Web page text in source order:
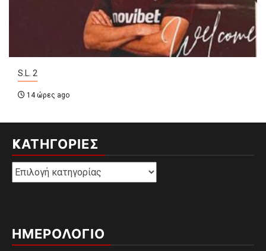
S.L. 2
14 ώρες ago
KΑΤΗΓΟΡΊΕΣ
Kατηγορίες
ΗΜΕΡΟΛΟΓΙΟ